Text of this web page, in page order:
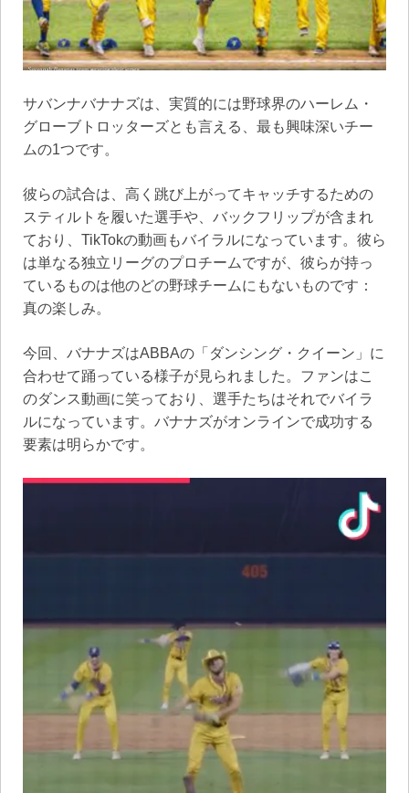
サバンナバナナズは、実質的には野球界のハーレム・
グローブトロッターズとも言える、最も興味深いチー
ムの1つです。
彼らの試合は、高く跳び上がってキャッチするための
スティルトを履いた選手や、バックフリップが含まれ
ており、TikTokの動画もバイラルになっています。彼ら
は単なる独立リーグのプロチームですが、彼らが持っ
ているものは他のどの野球チームにもないものです：
真の楽しみ。
今回、バナナズはABBAの「ダンシング・クイーン」に
合わせて踊っている様子が見られました。ファンはこ
のダンス動画に笑っており、選手たちはそれでバイラ
ルになっています。バナナズがオンラインで成功する
要素は明らかです。